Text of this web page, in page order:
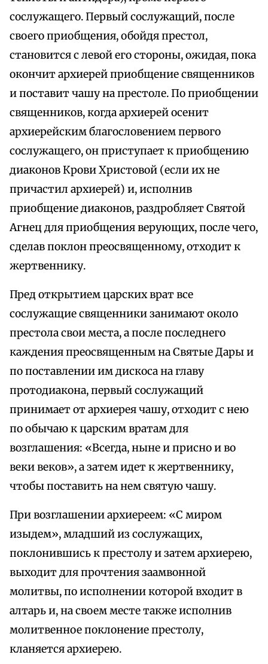
сослужащего. Первый сослужащий, после
своего приобщения, обойдя престол,
становится с левой его стороны, ожидая, пока
окончит архиерей приобщение священников
и поставит чашу на престоле. По приобщении
священников, когда архиерей осенит
архиерейским благословением первого
сослужащего, он приступает к приобщению
диаконов Крови Христовой (если их не
причастил архиерей) и, исполнив
приобщение диаконов, раздробляет Святой
Агнец для приобщения верующих, после чего,
сделав поклон преосвященному, отходит к
жертвеннику.
Пред открытием царских врат все
сослужащие священники занимают около
престола свои места, а после последнего
каждения преосвященным на Святые Дары и
по поставлении им дискоса на главу
протодиакона, первый сослужащий
принимает от архиерея чашу, отходит с нею
по обычаю к царским вратам для
возглашения: «Всегда, ныне и присно и во
веки веков», а затем идет к жертвеннику,
чтобы поставить на нем святую чашу.
При возглашении архиереем: «С миром
изыдем», младший из сослужащих,
поклонившись к престолу и затем архиерею,
выходит для прочтения заамвонной
молитвы, по исполнении которой входит в
алтарь и, на своем месте также исполнив
молитвенное поклонение престолу,
кланяется архиерею.